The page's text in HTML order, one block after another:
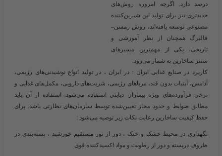
درصد دارد. اگرچه امروزه روش‌های
جدیدتری نیز برای تولید این شیرین‌کننده
مصنوعی توسعه یافته‌اند، روش رمسن–
فالبرگ همچنان از نظر آموزشی و
تاریخی، یکی از مهم‌ترین مسیرهای
سنتز ساخارین به شمار می‌رود.
کاربرد در صنایع غذایی ایران : در ایران ، در تولید انواع نوشیدنی‌های رژیمی،
آدامس، آبنبات بدون قند، مرباهای رژیمی، شربت‌های دارویی، مکمل‌های غذایی و
برخی فرآورده‌های ویژه بیماران دیابتی استفاده می‌شود. استفاده از آن باید
مطابق ضوابط و حدود مجاز تعیین‌شده توسط سازمان‌های نظارتی باشد. برای
حفظ کیفیت ساخارین رعایت نکات زیر توصیه می‌شود :
نگهداری در محیط خشک و خنک ، دور از نور مستقیم خورشید ، بسته‌بندی در
ظروف دربسته و دور از رطوبت و مواد اکسیدکننده قوی